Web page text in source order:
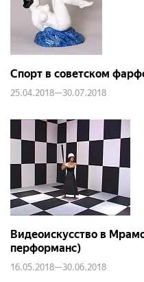
Спорт в советском
25.04.2018—30.07.2018
Видеоискусство в
перформанс)
16.05.2018—30.06.2018